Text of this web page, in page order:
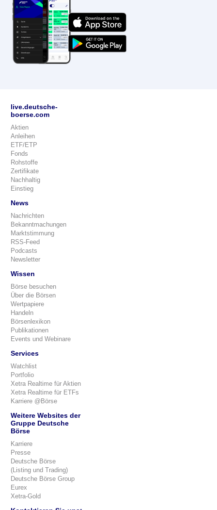
live.deutsche-
boerse.com
Aktien
Anleihen
ETF/ETP
Fonds
Rohstoffe
Zertifikate
Nachhaltig
Einstieg
News
Nachrichten
Bekanntmachungen
Marktstimmung
RSS-Feed
Podcasts
Newsletter
Wissen
Börse besuchen
Über die Börsen
Wertpapiere
Handeln
Börsenlexikon
Publikationen
Events und Webinare
Services
Watchlist
Portfolio
Xetra Realtime für Aktien
Xetra Realtime für ETFs
Karriere @Börse
Weitere Websites der
Gruppe Deutsche
Börse
Karriere
Presse
Deutsche Börse
(Listing und Trading)
Deutsche Börse Group
Eurex
Xetra-Gold